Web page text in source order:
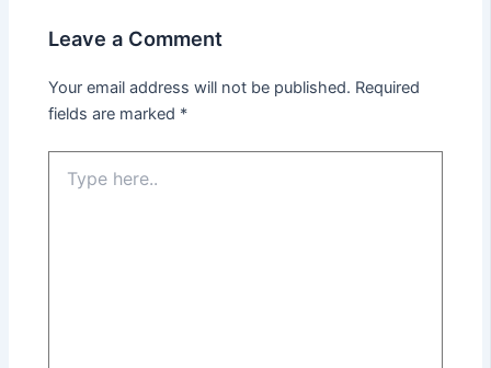
Leave a Comment
Your email address will not be published. Required
fields are marked *
here..